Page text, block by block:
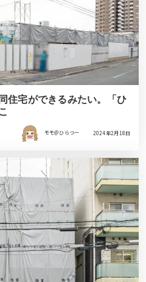
住宅ができるみたい。「ひ
モモ＠ひらつー 2024年2月18日